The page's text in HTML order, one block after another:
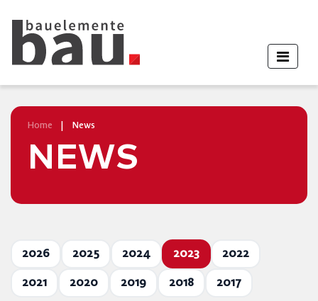
Home News
NEWS
2026 2025 2024 2023 2022
2021 2020 2019 2018 2017